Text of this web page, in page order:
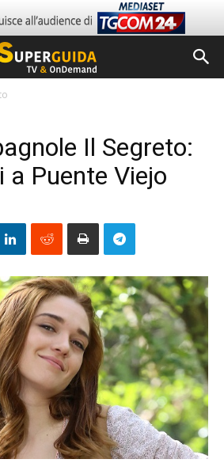
Il Segreto:
a Puente Viejo